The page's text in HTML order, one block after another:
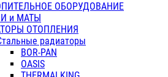
ОБОРУДОВАНИЕ
и МАТЫ
ОТОПЛЕНИЯ
радиаторы
BOR-PAN
OASIS